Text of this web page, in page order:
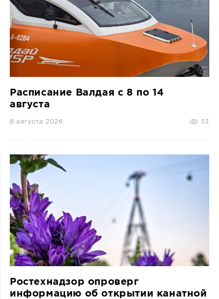
ОБЪЯВЛЕНИЯ
РАБОТА
КАМЕРЫ
Расписание Валдая с 8 по 14
августа
8 августа 2026 53
Ростехнадзор опроверг
информацию об открытии канатной